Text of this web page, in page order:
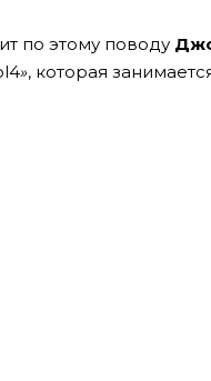
по этому поводу
», которая